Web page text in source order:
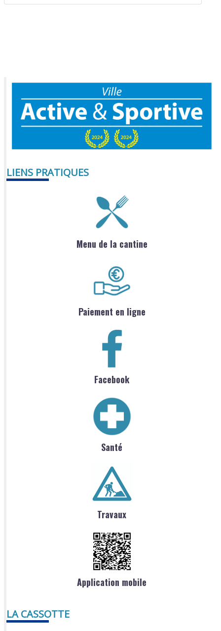
LIENS PRATIQUES
Menu de la cantine
Paiement en ligne
Facebook
Santé
Travaux
Application mobile
LA CASSOTTE